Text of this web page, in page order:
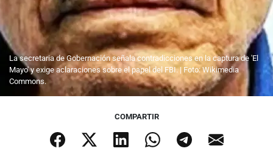
La secretaria de Gobernación señala contradicciones en la captura de 'El
Mayo' y exige aclaraciones sobre el papel del FBI. | Foto: Wikimedia
Commons.
COMPARTIR